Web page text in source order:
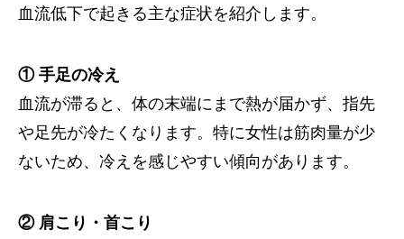
血流低下で起きる主な症状を紹介します。
① 手足の冷え
血流が滞ると、体の末端にまで熱が届かず、指先
や足先が冷たくなります。特に女性は筋肉量が少
ないため、冷えを感じやすい傾向があります。
② 肩こり・首こり